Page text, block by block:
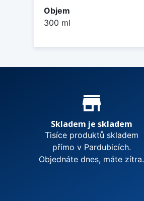
Objem
300 ml
Proč nakupovat u nás?
store_mall_directory
Skladem je skladem
Tisíce produktů skladem
přímo v Pardubicích.
Objednáte dnes, máte zítra.